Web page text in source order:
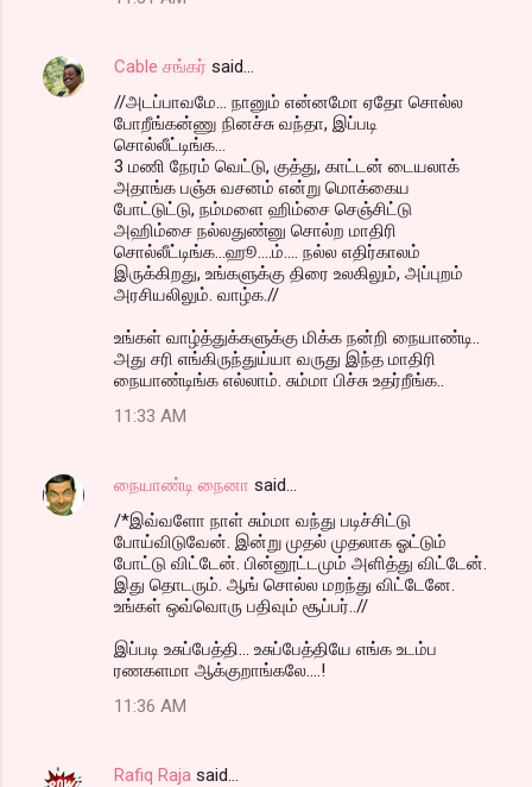
Cable சங்கர் said…
//அடப்பாவமே... நானும் என்னமோ ஏதோ சொல்ல
போறீங்கன்ணு நினச்சு வந்தா, இப்படி
சொல்லீட்டிங்க...
3 மணி நேரம் வெட்டு, குத்து, காட்டன் டையலாக்
அதாங்க பஞ்சு வசனம் என்று மொக்கைய
போட்டுட்டு, நம்மளை ஹிம்சை செஞ்சிட்டு
அஹிம்சை நல்லதுண்னு சொல்ற மாதிரி
சொல்லீட்டிங்க...ஹூ....ம்.... நல்ல எதிர்காலம்
இருக்கிறது, உங்களுக்கு திரை உலகிலும், அப்புறம்
அரசியலிலும். வாழ்க.//
உங்கள் வாழ்த்துக்களுக்கு மிக்க நன்றி நையாண்டி..
அது சரி எங்கிருந்துய்யா வருது இந்த மாதிரி
நையாண்டிங்க எல்லாம். சும்மா பிச்சு உதர்றீங்க..
11:33 AM
நையாண்டி நைனா said…
/*இவ்வளோ நாள் சும்மா வந்து படிச்சிட்டு
போய்விடுவேன். இன்று முதல் முதலாக ஓட்டும்
போட்டு விட்டேன். பின்னூட்டமும் அளித்து விட்டேன்.
இது தொடரும். ஆங் சொல்ல மறந்து விட்டேனே.
உங்கள் ஒவ்வொரு பதிவும் சூப்பர்..//
இப்படி உசுப்பேத்தி... உசுப்பேத்தியே எங்க உடம்ப
ரணகளமா ஆக்குறாங்கலே....!
11:36 AM
Rafiq Raja said…